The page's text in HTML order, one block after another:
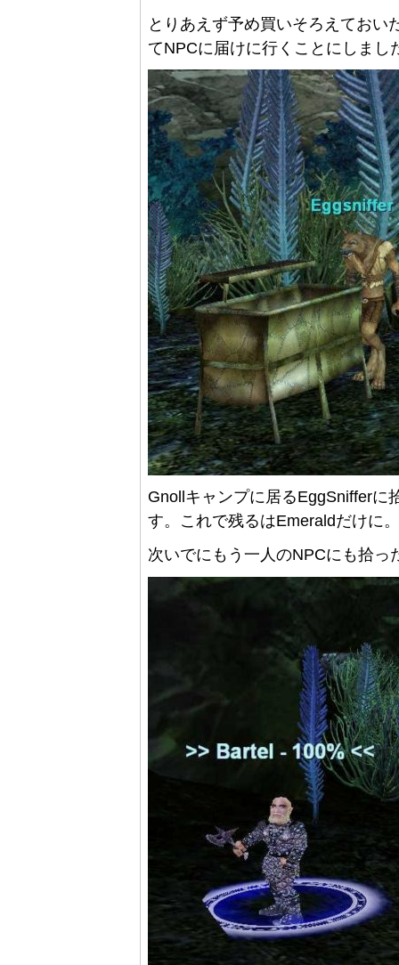
とりあえず予め買いそろえておい
てNPCに届けに行くことにしまし
Gnollキャンプに居るEggSnifferに
す。これで残るはEmeraldだけに。
次いでにもう一人のNPCにも拾